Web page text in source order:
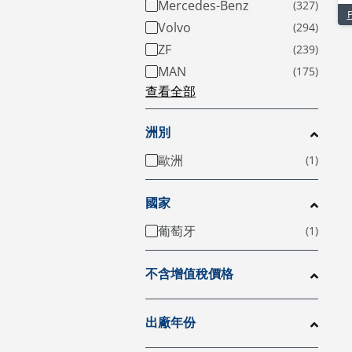
Mercedes-Benz
Volvo
ZF
MAN
查看全部
洲別
歐洲
國家
葡萄牙
不含增值稅價格
出廠年份